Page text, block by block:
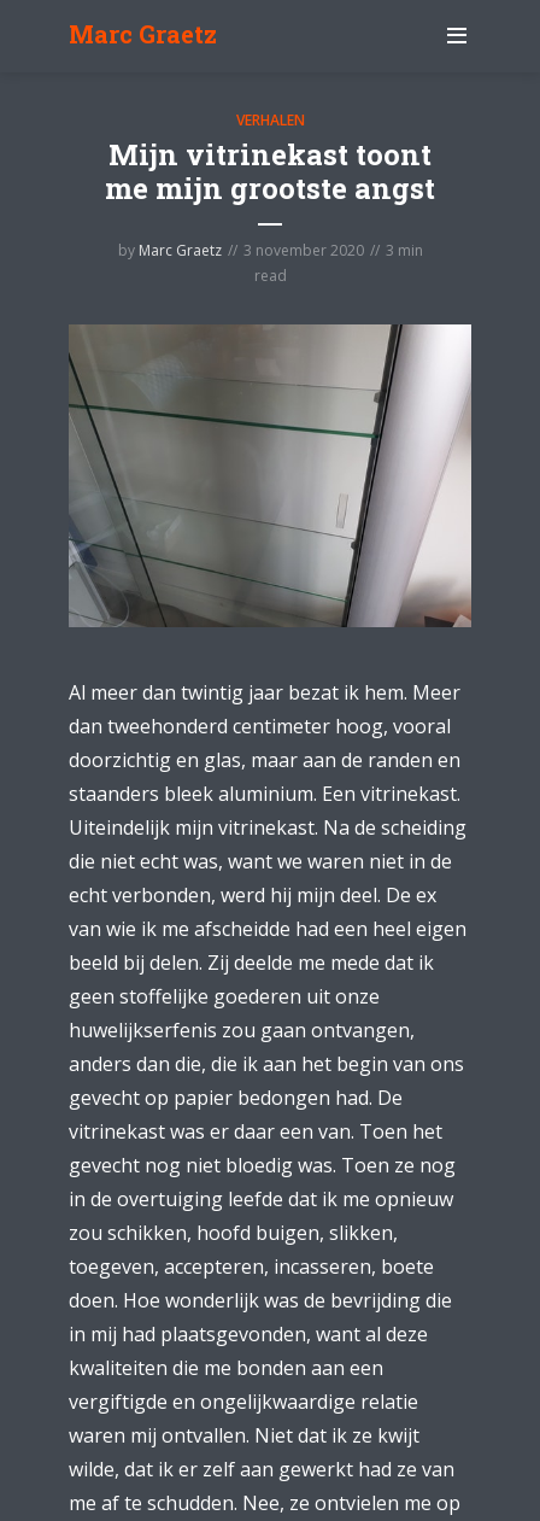
Marc Graetz
VERHALEN
Mijn vitrinekast toont
me mijn grootste angst
by Marc Graetz 3 november 2020
3 min
read
Al meer dan twintig jaar bezat ik hem. Meer
dan tweehonderd centimeter hoog, vooral
doorzichtig en glas, maar aan de randen en
staanders bleek aluminium. Een vitrinekast.
Uiteindelijk mijn vitrinekast. Na de scheiding
die niet echt was, want we waren niet in de
echt verbonden, werd hij mijn deel. De ex
van wie ik me afscheidde had een heel eigen
beeld bij delen. Zij deelde me mede dat ik
geen stoffelijke goederen uit onze
huwelijkserfenis zou gaan ontvangen,
anders dan die, die ik aan het begin van ons
gevecht op papier bedongen had. De
vitrinekast was er daar een van. Toen het
gevecht nog niet bloedig was. Toen ze nog
in de overtuiging leefde dat ik me opnieuw
zou schikken, hoofd buigen, slikken,
toegeven, accepteren, incasseren, boete
doen. Hoe wonderlijk was de bevrijding die
in mij had plaatsgevonden, want al deze
kwaliteiten die me bonden aan een
vergiftigde en ongelijkwaardige relatie
waren mij ontvallen. Niet dat ik ze kwijt
wilde, dat ik er zelf aan gewerkt had ze van
me af te schudden. Nee, ze ontvielen me op